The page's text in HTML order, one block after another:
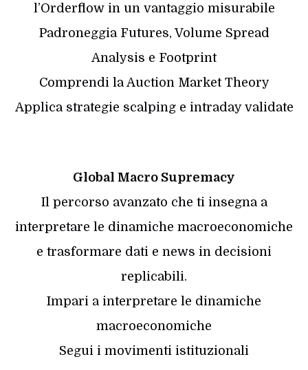
l’Orderflow in un vantaggio misurabile
Padroneggia Futures, Volume Spread
Analysis e Footprint
Comprendi la Auction Market Theory
Applica strategie scalping e intraday validate
Global Macro Supremacy
Il percorso avanzato che ti insegna a
interpretare le dinamiche macroeconomiche
e trasformare dati e news in decisioni
replicabili.
Impari a interpretare le dinamiche
macroeconomiche
Segui i movimenti istituzionali